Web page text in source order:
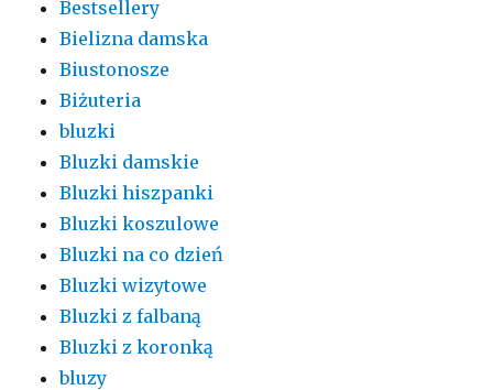
Bestsellery
Bielizna damska
Biustonosze
Biżuteria
bluzki
Bluzki damskie
Bluzki hiszpanki
Bluzki koszulowe
Bluzki na co dzień
Bluzki wizytowe
Bluzki z falbaną
Bluzki z koronką
bluzy